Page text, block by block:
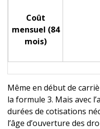
Coût
mensuel (84
mois)
Même en début de
la formule 3. Mais avec
durées de cotisations
l’âge d’ouverture des